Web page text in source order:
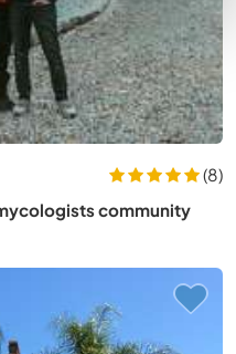
(8)
community